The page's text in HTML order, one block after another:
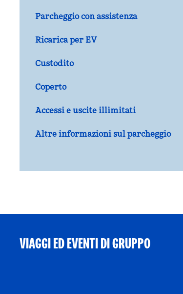
Parcheggio con assistenza
Ricarica per EV
Custodito
Coperto
Accessi e uscite illimitati
Altre informazioni sul parcheggio
VIAGGI ED EVENTI DI GRUPPO